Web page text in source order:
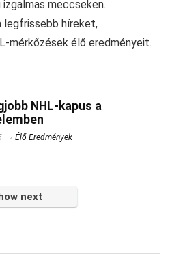
meccseken.
legfrissebb híreket,
mérkőzések élő eredményeit.
NHL-kapus a
Élő Eredmények
next